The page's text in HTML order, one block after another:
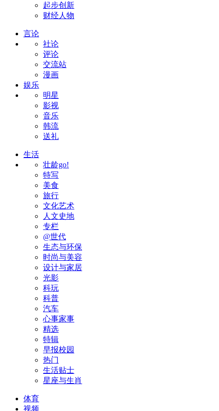
起步创新
财经人物
言论
社论
评论
交流站
漫画
娱乐
明星
影视
音乐
韩流
送礼
生活
壮龄go!
特写
美食
旅行
文化艺术
人文史地
专栏
@世代
生态与环保
时尚与美容
设计与家居
光影
科玩
科普
汽车
心事家事
精选
特辑
早报校园
热门
生活贴士
星座与生肖
体育
视频